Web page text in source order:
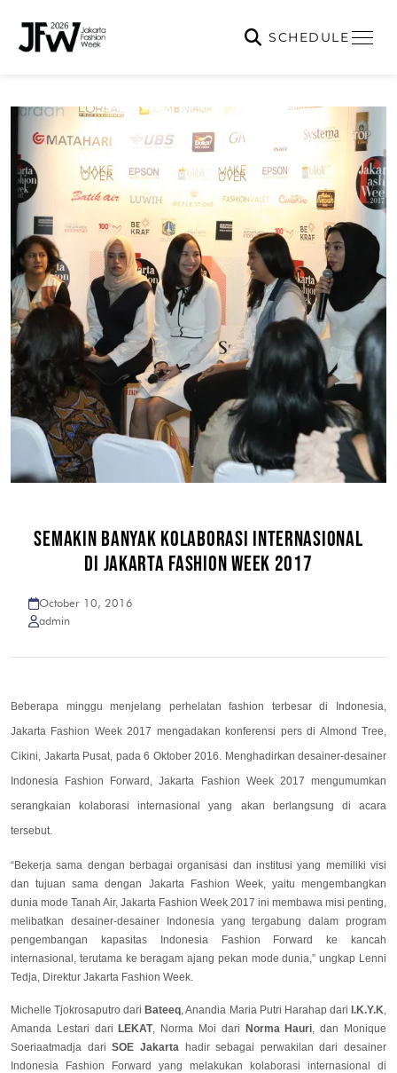
SCHEDULE
SEMAKIN BANYAK KOLABORASI INTERNASIONAL
DI JAKARTA FASHION WEEK 2017
October 10, 2016
admin
Beberapa minggu menjelang perhelatan fashion terbesar di Indonesia,
Jakarta Fashion Week 2017 mengadakan konferensi pers di Almond Tree,
Cikini, Jakarta Pusat, pada 6 Oktober 2016. Menghadirkan desainer-desainer
Indonesia Fashion Forward, Jakarta Fashion Week 2017 mengumumkan
serangkaian kolaborasi internasional yang akan berlangsung di acara
tersebut.
“Bekerja sama dengan berbagai organisasi dan institusi yang memiliki visi
dan tujuan sama dengan Jakarta Fashion Week, yaitu mengembangkan
dunia mode Tanah Air, Jakarta Fashion Week 2017 ini membawa misi penting,
melibatkan desainer-desainer Indonesia yang tergabung dalam program
pengembangan kapasitas Indonesia Fashion Forward ke kancah
internasional, terutama ke beragam ajang pekan mode dunia,” ungkap Lenni
Tedja, Direktur Jakarta Fashion Week.
Michelle Tjokrosaputro dari Bateeq, Anandia Maria Putri Harahap dari I.K.Y.K,
Amanda Lestari dari LEKAT, Norma Moi dari Norma Hauri, dan Monique
Soeriaatmadja dariSOE Jakartahadir sebagai perwakilan dari desainer
Indonesia Fashion Forward yang melakukan kolaborasi internasional di